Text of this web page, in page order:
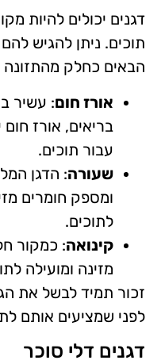
דגנים יכולים להיות
תוכים. ניתן להגיש
הבאים כחלק
אורז חום: עשיר
בריאים, אורז חום
עבור תוכים.
שעורה: הדגן
ומספק חומרים
לתוכים.
קינואה: כמקור
מזינה ומועילה
זכור תמיד לבשל את
לפני שמציעים אותם
דגנים דלי סוכר